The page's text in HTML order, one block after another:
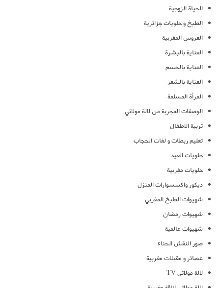
الحياة الزوجية
الطبخ و حلويات جزائرية
العروس المغربية
العناية بالبشرة
العناية بالجسم
العناية بالشعر
المرأة المسلمة
الوصفات المجربة من لالة مولاتي
تربية الاطفال
تعليم ربطات و لفات الحجاب
حلويات العيد
حلويات مغربية
ديكور واكسسوارات المنزل
شهيوات الطبخ المغربي
شهيوات رمضان
شهيوات عالمية
صور النقش الحناء
عصائر و مقبلات مغربية
لالة مولاتي TV